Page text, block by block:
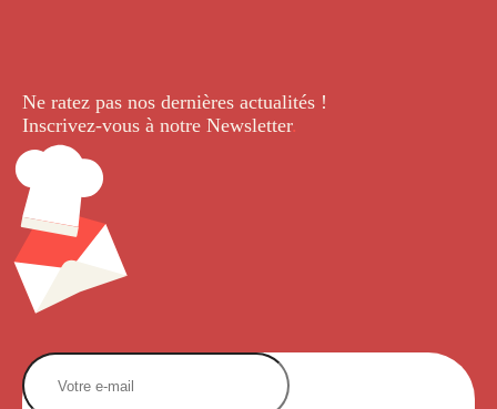
Ne ratez pas nos dernières actualités !
Inscrivez-vous à notre Newsletter.